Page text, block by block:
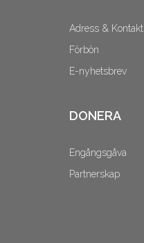
Adress & Kontakt
Förbön
E-nyhetsbrev
DONERA
Engångsgåva
Partnerskap